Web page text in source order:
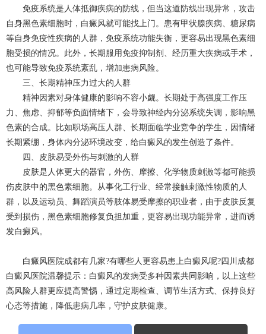
免疫系统是人体抵御疾病的防线，但当这道防线出现异常，攻击
自身黑色素细胞时，白癜风就可能找上门。患有甲状腺疾病、糖尿病
等自身免疫性疾病的人群，免疫系统功能失衡，更容易出现黑色素细
胞受损的情况。此外，长期服用免疫抑制剂、经历重大疾病或手术，
也可能导致免疫系统紊乱，增加患病风险。​
三、长期精神压力过大的人群​
精神因素对身体健康的影响不容小觑。长期处于高强度工作压
力、焦虑、抑郁等负面情绪下，会导致神经内分泌系统失调，影响黑
色素的合成。比如职场高压人群、长期面临学业竞争的学生，因情绪
长期紧绷，身体内分泌环境改变，给白癜风的发生创造了条件。​
四、皮肤易受外伤与刺激的人群​
皮肤是人体更大的器官，外伤、摩擦、化学物质刺激等都可能损
伤皮肤中的黑色素细胞。从事化工行业、经常接触刺激性物质的人
群，以及运动员、舞蹈演员等肢体易受摩擦的职业者，由于皮肤反复
受到损伤，黑色素细胞修复负担加重，更容易出现功能异常，进而诱
发白癜风。
白癜风医院成都有几家?有哪些人更容易患上白癜风呢?四川 成都
白癜风 医院温馨提示：白癜风的发病受多种因素共同影响，以上这些
高风险人群更应提高警惕，通过定期检查、调节生活方式、保持良好
心态等措施，降低患病几率，守护皮肤健康。